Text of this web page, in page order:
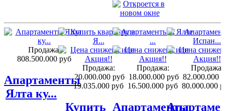
Продажа:
808.500.000 руб
Апартаменты
Ялта ку...
Продажа:
20.000.000 руб
19.035.000 руб
Купить
Продажа:
18.000.000 руб
16.500.000 руб
Апартаменты
Продажа:
82.000.000
80.000.000